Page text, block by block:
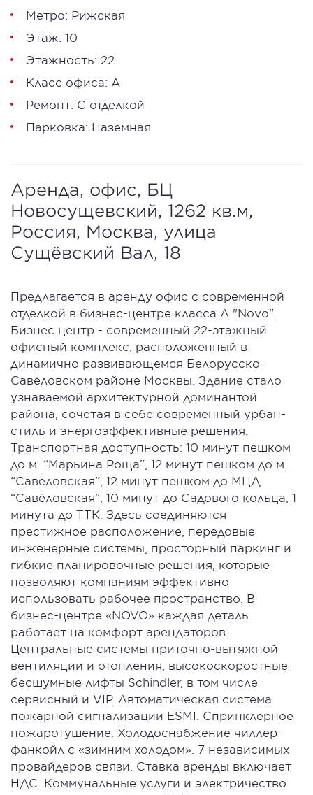
Метро: Рижская
Этаж: 10
Этажность: 22
Класс офиса: А
Ремонт: С отделкой
Парковка: Наземная
Аренда, офис, БЦ
Новосущевский, 1262 кв.м,
Россия, Москва, улица
Сущёвский Вал, 18
Предлагается в аренду офис с современной
отделкой в бизнес-центре класса А "Novo".
Бизнес центр - современный 22-этажный
офисный комплекс, расположенный в
динамично развивающемся Белорусско-
Савёловском районе Москвы. Здание стало
узнаваемой архитектурной доминантой
района, сочетая в себе современный урбан-
стиль и энергоэффективные решения.
Транспортная доступность: 10 минут пешком
до м. “Марьина Роща”, 12 минут пешком до м.
“Савёловская”, 12 минут пешком до МЦД
“Савёловская”, 10 минут до Садового кольца, 1
минута до ТТК. Здесь соединяются
престижное расположение, передовые
инженерные системы, просторный паркинг и
гибкие планировочные решения, которые
позволяют компаниям эффективно
использовать рабочее пространство. В
бизнес-центре «NOVO» каждая деталь
работает на комфорт арендаторов.
Центральные системы приточно-вытяжной
вентиляции и отопления, высокоскоростные
бесшумные лифты Schindler, в том числе
сервисный и VIP. Автоматическая система
пожарной сигнализации ESMI. Спринклерное
пожаротушение. Холодоснабжение чиллер-
фанкойл с «зимним холодом». 7 независимых
провайдеров связи. Ставка аренды включает
НДС. Коммунальные услуги и электричество